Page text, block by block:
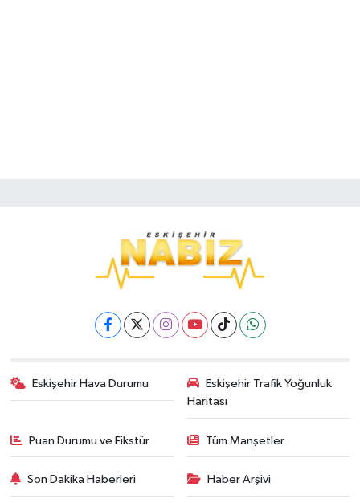
Eskişehir Hava Durumu
Eskişehir Trafik Yoğunluk
Haritası
Puan Durumu ve Fikstür Tüm Manşetler
Son Dakika Haberleri Haber Arşivi